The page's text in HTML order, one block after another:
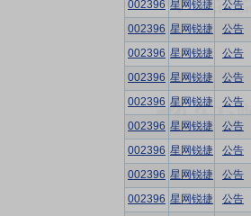
002396 星网锐捷
公告
002396 星网锐捷
公告
002396 星网锐捷
公告
002396 星网锐捷
公告
002396 星网锐捷
公告
002396 星网锐捷
公告
002396 星网锐捷
公告
002396 星网锐捷
公告
002396 星网锐捷
公告